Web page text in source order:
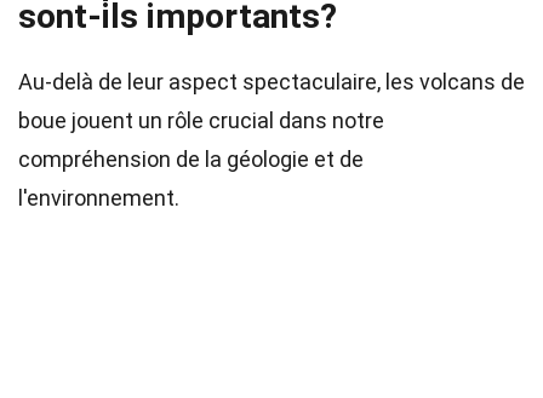
sont-ils importants?
Au-delà de leur aspect spectaculaire, les volcans de
boue jouent un rôle crucial dans notre
compréhension de la géologie et de
l'environnement.